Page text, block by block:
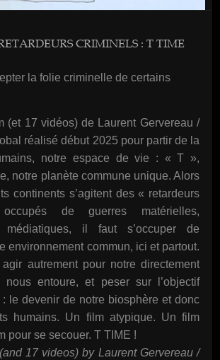
CRIMINELS : T TIME
la folie criminelle de certains
(et 17 vidéos) de Laurent Gervereau /
réalisé début 2025 pour partir de la
notre espace de vie : « T »,
notre planète commune unique. Alors
continents s’agitent des « retardeurs
de guerres matérielles,
médiatiques, il faut s’occuper de
environnement commun, ici et partout.
autrement pour notre directement
entoure, et peser sur l’objectif
le devenir de notre biosphère et donc
humains. Un film atypique. Un film
pour se secouer. T TIME !
17 videos) by Laurent Gervereau /